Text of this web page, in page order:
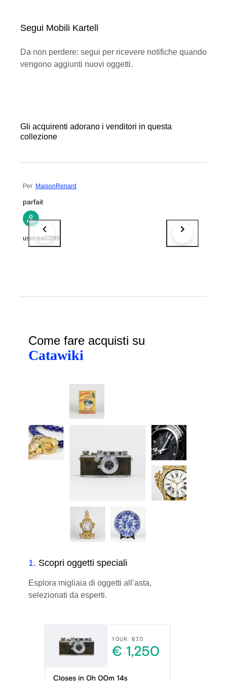
Segui Mobili Kartell
Da non perdere: segui per ricevere notifiche quando
vengono aggiunti nuovi oggetti.
Gli acquirenti adorano i venditori in questa
collezione
Per MaisonRenard
parfait
user-ba03f99
Come fare acquisti su
Catawiki
1. Scopri oggetti speciali
Esplora migliaia di oggetti all’asta,
selezionati da esperti.